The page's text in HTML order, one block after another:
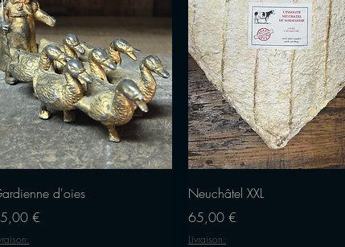
Vista rápida
d'oies
€
Vista rápida
Neuchâtel XXL
Precio
65,00 €
Livraison: